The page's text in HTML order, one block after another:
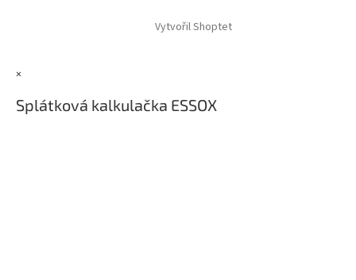
Vytvořil Shoptet
×
Splátková kalkulačka ESSOX